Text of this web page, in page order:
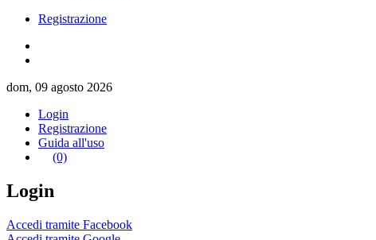
Registrazione
dom, 09 agosto 2026
Login
Registrazione
Guida all'uso
(0)
Login
Accedi tramite Facebook